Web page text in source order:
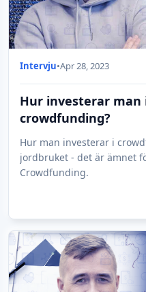
Intervju•Apr 28, 2023
Hur investerar
crowdfunding?
Hur man investerar i
jordbruket - det är ämnet
Crowdfunding.